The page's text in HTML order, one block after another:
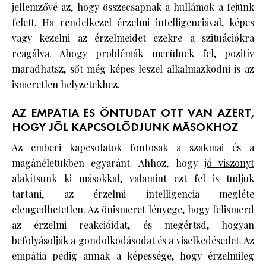
jellemzővé az, hogy összecsapnak a hullámok a fejünk
felett. Ha rendelkezel érzelmi intelligenciával, képes
vagy kezelni az érzelmeidet ezekre a szituációkra
reagálva. Ahogy problémák merülnek fel, pozitív
maradhatsz, sőt még képes leszel alkalmazkodni is az
ismeretlen helyzetekhez.
AZ EMPÁTIA ÉS ÖNTUDAT OTT VAN AZÉRT,
HOGY JÓL KAPCSOLÓDJUNK MÁSOKHOZ
Az emberi kapcsolatok fontosak a szakmai és a
magánéletükben egyaránt. Ahhoz, hogy jó viszonyt
alakítsunk ki másokkal, valamint ezt fel is tudjuk
tartani, az érzelmi intelligencia megléte
elengedhetetlen. Az önismeret lényege, hogy felismerd
az érzelmi reakcióidat, és megértsd, hogyan
befolyásolják a gondolkodásodat és a viselkedésedet. Az
empátia pedig annak a képessége, hogy érzelmileg